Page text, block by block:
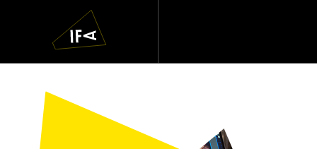
Navigatie
overslaan